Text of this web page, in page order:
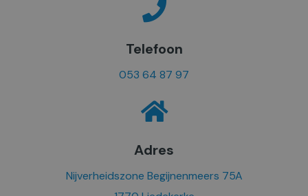
Telefoon
053 64 87 97
Adres
Nijverheidszone Begijnenmeers 75A